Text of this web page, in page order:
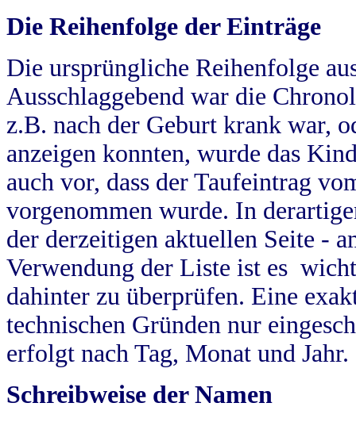
Die Reihenfolge der Einträge
Die ursprüngliche Reihenfolge
Ausschlaggebend war die
z.B. nach der Geburt krank war,
anzeigen konnten, wurde das
auch vor, dass der Taufeintrag
vorgenommen wurde. In
der derzeitigen aktuellen Seite -
Verwendung der Liste ist es
dahinter zu überprüfen. Eine
technischen Gründen nur
erfolgt nach Tag, Monat und Jahr.
Schreibweise der Namen